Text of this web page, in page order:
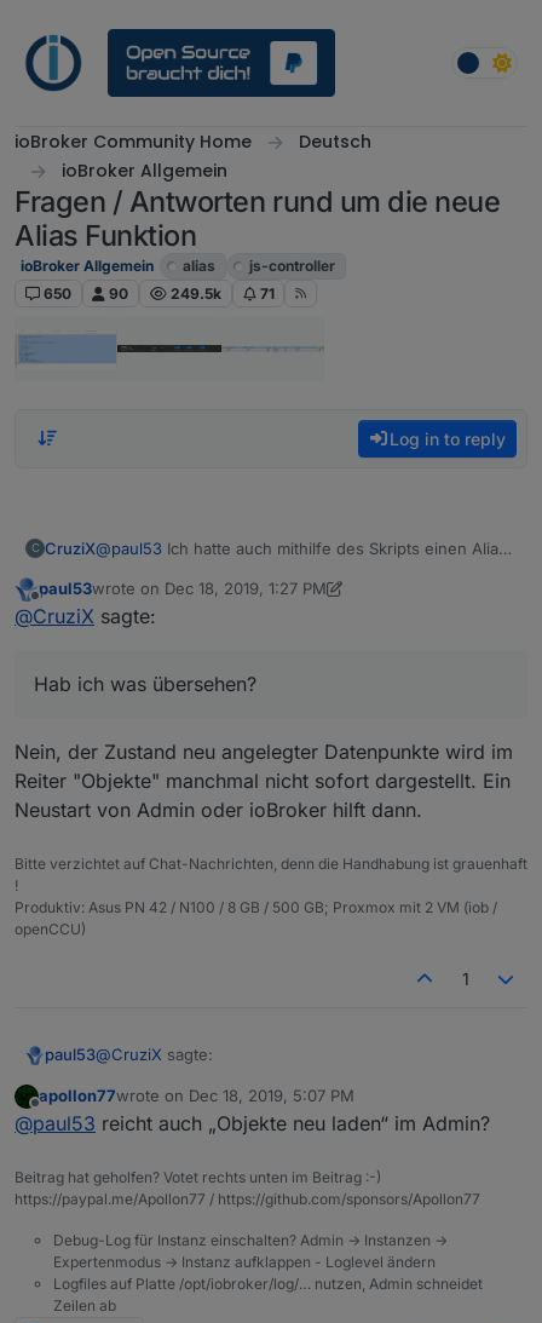
ioBroker Community Home
Deutsch
ioBroker Allgemein
Fragen / Antworten rund um die neue
Alias Funktion
ioBroker Allgemein alias
js-controller
650
90 249.5k 71
Log in to reply
C CruziX@paul53 Ich hatte auch mithilfe des Skripts einen Alias
false angezeigt.
Wenn ich den wert auf true gesetzt habe, ging die
Offline
paul53wrote on Dec 18, 2019, 1:27 PM
last edited by paul53Dec 18, 2019, 2:58 PM
@CruziX sagte:
Hab ich was übersehen?
Nein, der Zustand neu angelegter Datenpunkte wird im
Reiter "Objekte" manchmal nicht sofort dargestellt. Ein
Neustart von Admin oder ioBroker hilft dann.
Bitte verzichtet auf Chat-Nachrichten, denn die Handhabung ist grauenhaft
!
Produktiv: Asus PN 42 / N100 / 8 GB / 500 GB; Proxmox mit 2 VM (iob /
openCCU)
1
paul53@CruziX sagte:
Hab ich was übersehen?
Nein, der Zustand neu angelegter Datenpunkte wird im
Reiter "Objekte" manchmal nicht sofort dargestellt. Ein
Offline
apollon77wrote on Dec 18, 2019, 5:07 PM
last edited by
@paul53 reicht auch „Objekte neu laden“ im Admin?
Beitrag hat geholfen? Votet rechts unten im Beitrag :-)
https://paypal.me/Apollon77 / https://github.com/sponsors/Apollon77
Debug-Log für Instanz einschalten? Admin -> Instanzen ->
Expertenmodus -> Instanz aufklappen - Loglevel ändern
Logfiles auf Platte /opt/iobroker/log/… nutzen, Admin schneidet
Zeilen ab